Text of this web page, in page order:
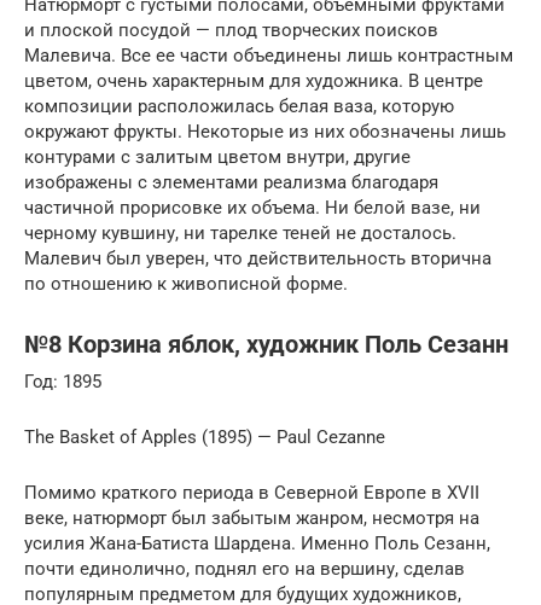
и плоской посудой — плод творческих поисков
Малевича. Все ее части объединены лишь контрастным
цветом, очень характерным для художника. В центре
композиции расположилась белая ваза, которую
окружают фрукты. Некоторые из них обозначены лишь
контурами с залитым цветом внутри, другие
изображены с элементами реализма благодаря
частичной прорисовке их объема. Ни белой вазе, ни
черному кувшину, ни тарелке теней не досталось.
Малевич был уверен, что действительность вторична
по отношению к живописной форме.
№8 Корзина яблок, художник Поль Сезанн
Год: 1895
The Basket of Apples (1895) — Paul Cezanne
Помимо краткого периода в Северной Европе в XVII
веке, натюрморт был забытым жанром, несмотря на
усилия Жана-Батиста Шардена. Именно Поль Сезанн,
почти единолично, поднял его на вершину, сделав
популярным предметом для будущих художников,